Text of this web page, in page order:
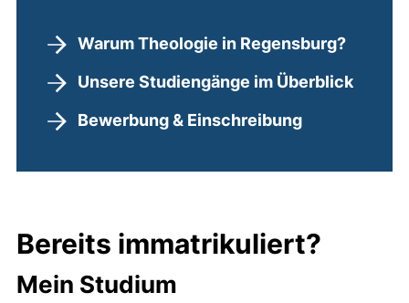
Warum Theologie in Regensburg?
Unsere Studiengänge im Überblick
Bewerbung & Einschreibung
Bereits immatrikuliert?
Mein Studium